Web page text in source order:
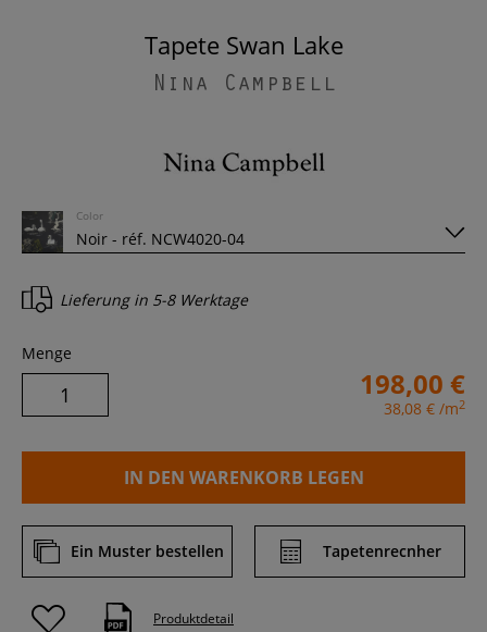
Tapete Swan Lake
Nina Campbell
Color
Lieferung in 5-8 Werktage
Menge
198,00 €
38,08 € /m2
IN DEN WARENKORB LEGEN
Ein Muster bestellen Tapetenrecnher
Produktdetail